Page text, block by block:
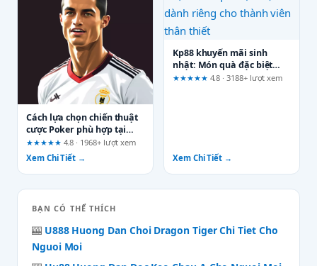
Cách lựa chọn chiến thuật
cược Poker phù hợp tại
u888.gallery
★★★★★ 4.8 · 1968+ lượt xem
Xem Chi Tiết →
Kp88 khuyến mãi sinh
nhật: Món quà đặc biệt
dành riêng cho thành viên
★★★★★ 4.8 · 3188+ lượt xem
Xem Chi Tiết →
BẠN CÓ THỂ THÍCH
🎰 U888 Huong Dan Choi Dragon Tiger Chi Tiet Cho
Nguoi Moi